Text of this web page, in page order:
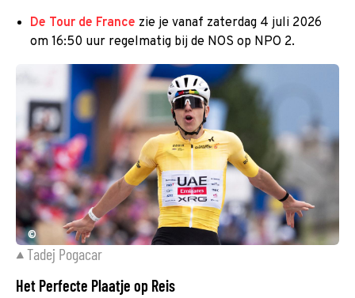
De Tour de France zie je vanaf zaterdag 4 juli 2026
om 16:50 uur regelmatig bij de NOS op NPO 2.
©
Tadej Pogacar
Het Perfecte Plaatje op Reis